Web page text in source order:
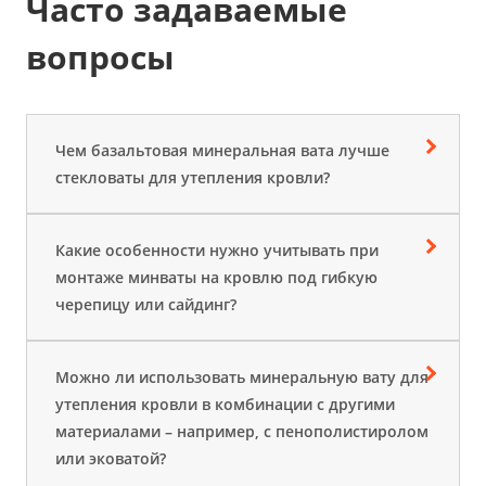
Часто задаваемые
вопросы
Чем базальтовая минеральная вата лучше
стекловаты для утепления кровли?
Какие особенности нужно учитывать при
монтаже минваты на кровлю под гибкую
черепицу или сайдинг?
Можно ли использовать минеральную вату для
утепления кровли в комбинации с другими
материалами – например, с пенополистиролом
или эковатой?